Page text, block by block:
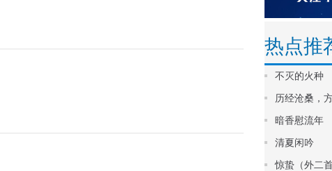
热点推
不灭的火种
历经沧桑，
暗香慰流年
清夏闲吟
惊蛰（外二